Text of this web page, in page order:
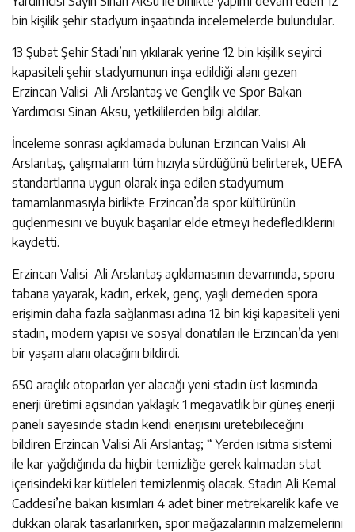
bin kişilik şehir stadyum inşaatında incelemelerde bulundular.
13 Şubat Şehir Stadı’nın yıkılarak yerine 12 bin kişilik seyirci
kapasiteli şehir stadyumunun inşa edildiği alanı gezen
Erzincan Valisi Ali Arslantaş ve Gençlik ve Spor Bakan
Yardımcısı Sinan Aksu, yetkililerden bilgi aldılar.
İnceleme sonrası açıklamada bulunan Erzincan Valisi Ali
Arslantaş, çalışmaların tüm hızıyla sürdüğünü belirterek, UEFA
standartlarına uygun olarak inşa edilen stadyumum
tamamlanmasıyla birlikte Erzincan’da spor kültürünün
güçlenmesini ve büyük başarılar elde etmeyi hedeflediklerini
kaydetti.
Erzincan Valisi Ali Arslantaş açıklamasının devamında, sporu
tabana yayarak, kadın, erkek, genç, yaşlı demeden spora
erişimin daha fazla sağlanması adına 12 bin kişi kapasiteli yeni
stadın, modern yapısı ve sosyal donatıları ile Erzincan’da yeni
bir yaşam alanı olacağını bildirdi.
650 araçlık otoparkın yer alacağı yeni stadın üst kısmında
enerji üretimi açısından yaklaşık 1 megavatlık bir güneş enerji
paneli sayesinde stadın kendi enerjisini üretebileceğini
bildiren Erzincan Valisi Ali Arslantaş; “ Yerden ısıtma sistemi
ile kar yağdığında da hiçbir temizliğe gerek kalmadan stat
içerisindeki kar kütleleri temizlenmiş olacak. Stadın Ali Kemal
Caddesi’ne bakan kısımları 4 adet biner metrekarelik kafe ve
dükkan olarak tasarlanırken, spor mağazalarının malzemelerini